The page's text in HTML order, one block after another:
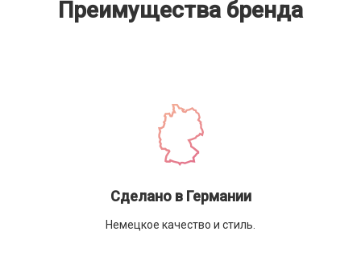
Преимущества бренда
Сделано в Германии
Немецкое качество и стиль.